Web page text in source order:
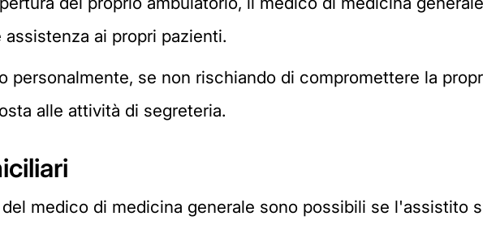
ai propri pazienti.
personalmente, se non rischiando di compromettere la
alle attività di segreteria.
medico di medicina generale sono possibili se l'assistito